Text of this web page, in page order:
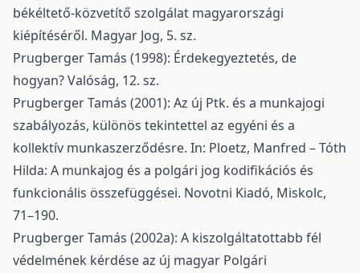
békéltető-közvetítő szolgálat magyarországi
kiépítéséről. Magyar Jog, 5. sz.
Prugberger Tamás (1998): Érdekegyeztetés, de
hogyan? Valóság, 12. sz.
Prugberger Tamás (2001): Az új Ptk. és a munkajogi
szabályozás, különös tekintettel az egyéni és a
kollektív munkaszerződésre. In: Ploetz, Manfred – Tóth
Hilda: A munkajog és a polgári jog kodifikációs és
funkcionális összefüggései. Novotni Kiadó, Miskolc,
71–190.
Prugberger Tamás (2002a): A kiszolgáltatottabb fél
védelmének kérdése az új magyar Polgári